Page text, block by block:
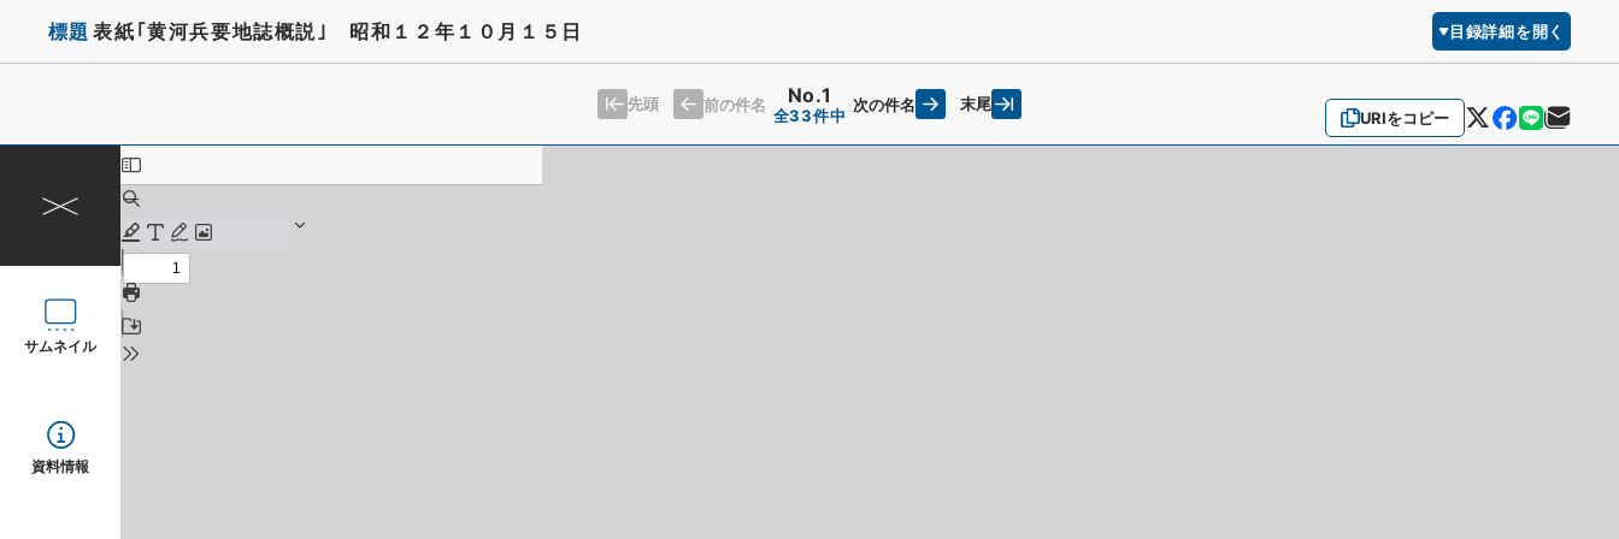
標題 表紙｢黄河兵要地誌概説｣ 昭和１２年１０月１５日 目録詳細を開く
URIをコピー
先頭 前の件名 No.1
全33件中
次の件名 末尾
サムネイル
資料情報